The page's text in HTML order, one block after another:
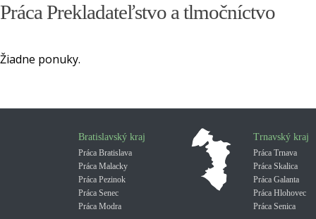
Práca Prekladateľstvo a tlmočníctvo
Žiadne ponuky.
Bratislavský kraj
Práca Bratislava
Práca Malacky
Práca Pezinok
Práca Senec
Práca Modra
Trnavský kraj
Práca Trnava
Práca Skalica
Práca Galanta
Práca Hlohovec
Práca Senica